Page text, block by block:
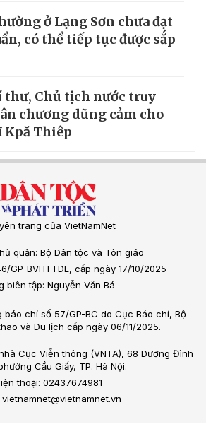
ở Lạng Sơn chưa đạt
có thể tiếp tục được sắp
thư, Chủ tịch nước truy
chương dũng cảm cho
Kpă Thiêp
trang của VietNamNet
quản: Bộ Dân tộc và Tôn giáo
GP-BVHTTDL, cấp ngày 17/10/2025
biên tập: Nguyễn Văn Bá
báo chí số 57/GP-BC do Cục Báo chí, Bộ
và Du lịch cấp ngày 06/11/2025.
Cục Viễn thông (VNTA), 68 Dương Đình
Cầu Giấy, TP. Hà Nội.
thoại: 02437674981
vietnamnet@vietnamnet.vn